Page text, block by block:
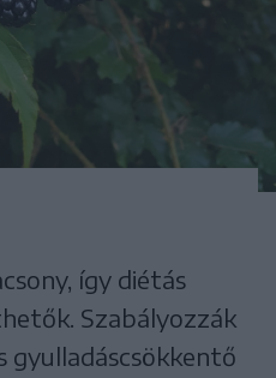
így diétás
Szabályozzák
gyulladáscsökkentő